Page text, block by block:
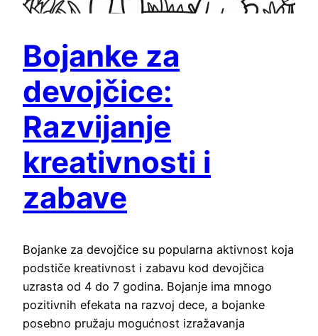
Bojanke za
devojčice:
Razvijanje
kreativnosti i
zabave
Bojanke za devojčice su popularna aktivnost koja
podstiče kreativnost i zabavu kod devojčica
uzrasta od 4 do 7 godina. Bojanje ima mnogo
pozitivnih efekata na razvoj dece, a bojanke
posebno pružaju mogućnost izražavanja